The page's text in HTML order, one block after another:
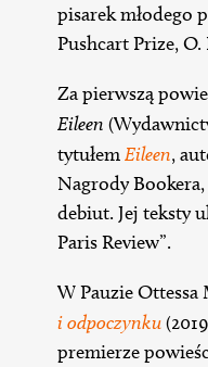
pisarek młodego
Pushcart Prize,
Za pierwszą
Eileen
tytułemEileen,
Nagrody
debiut. Jej teksty
Paris Review”.
W Pauzie Ottessa
i odpoczynku
premierze